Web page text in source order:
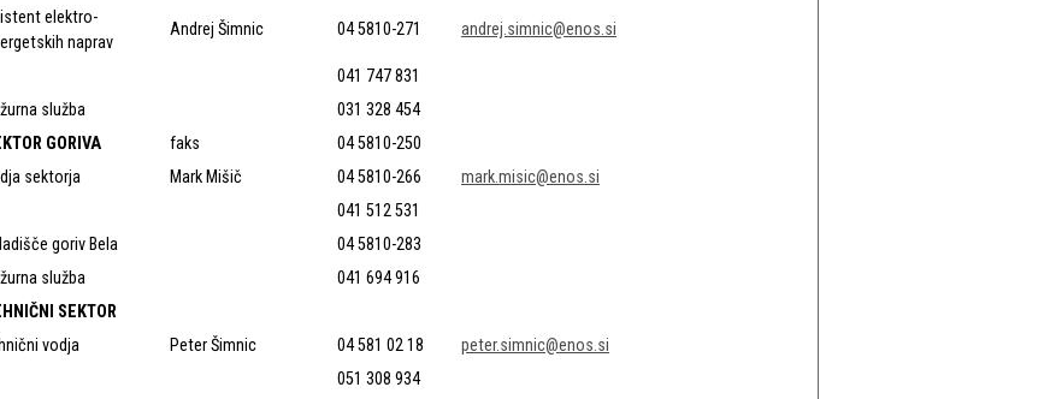
elektro-
naprav
Andrej Šimnic 04 5810-271 andrej.simnic@enos.si
041 747 831
služba
031 328 454
GORIVA
faks
04 5810-250
sektorja
Mark Mišič 04 5810-266
mark.misic@enos.si
041 512 531
goriv Bela
04 5810-283
služba
041 694 916
SEKTOR
vodja
Peter Šimnic 04 581 02 18
peter.simnic@enos.si
051 308 934